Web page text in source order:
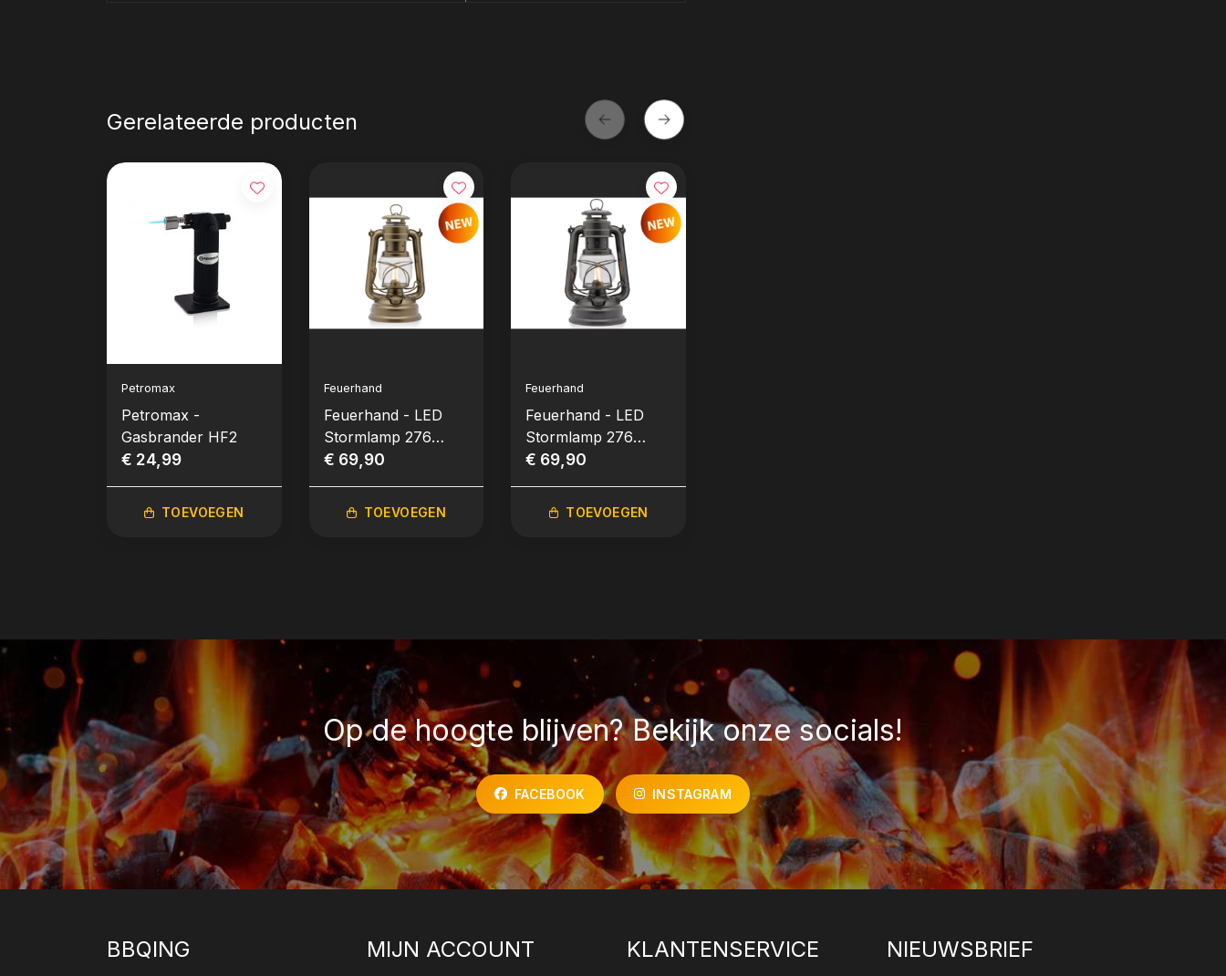
Gerelateerde producten
Petromax
Petromax -
Gasbrander HF2
€ 24,99
TOEVOEGEN
Feuerhand
Feuerhand - LED
Stormlamp 276
Brons
€ 69,90
TOEVOEGEN
Feuerhand
Feuerhand - LED
Stormlamp 276
Metalic Grijs
€ 69,90
TOEVOEGEN
Op de hoogte blijven? Bekijk onze socials!
FACEBOOK INSTAGRAM
BBQING MIJN ACCOUNT KLANTENSERVICE NIEUWSBRIEF